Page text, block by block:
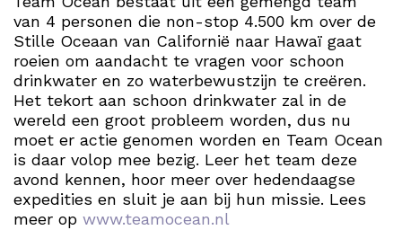
van 4 personen die non-stop 4.500 km over de
Stille Oceaan van Californië naar Hawaï gaat
roeien om aandacht te vragen voor schoon
drinkwater en zo waterbewustzijn te creëren.
Het tekort aan schoon drinkwater zal in de
wereld een groot probleem worden, dus nu
moet er actie genomen worden en Team Ocean
is daar volop mee bezig. Leer het team deze
avond kennen, hoor meer over hedendaagse
expedities en sluit je aan bij hun missie. Lees
meer op www.teamocean.nl